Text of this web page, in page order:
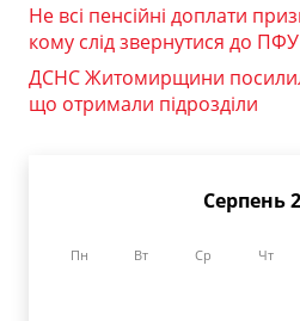
Не всі пенсійні доплати
кому слід звернутися до ПФУ
ДСНС Житомирщини
що отримали підрозділи
Серпень
Пн Вт Ср Чт